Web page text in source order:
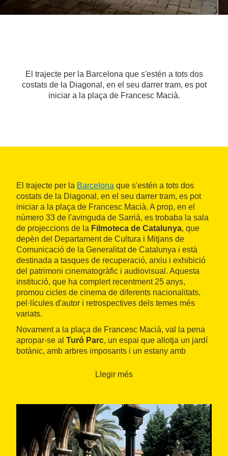
El trajecte per la Barcelona que s'estén a tots dos
costats de la Diagonal, en el seu darrer tram, es pot
iniciar a la plaça de Francesc Macià.
El trajecte per la Barcelona que s'estén a tots dos
costats de la Diagonal, en el seu darrer tram, es pot
iniciar a la plaça de Francesc Macià. A prop, en el
número 33 de l'avinguda de Sarrià, es trobaba la sala
de projeccions de la Filmoteca de Catalunya, que
depèn del Departament de Cultura i Mitjans de
Comunicació de la Generalitat de Catalunya i està
destinada a tasques de recuperació, arxiu i exhibició
del patrimoni cinematogràfic i audiovisual. Aquesta
institució, que ha complert recentment 25 anys,
promou cicles de cinema de diferents nacionalitats,
pel·lícules d'autor i retrospectives dels temes més
variats.
Novament a la plaça de Francesc Macià, val la pena
apropar-se al Turó Parc, un espai que allotja un jardí
botànic, amb arbres imposants i un estany amb
un gran solar en el qual s'alçava un parc d'atraccions,
ha servit com a decorat natural per a algunes
Aquest és el cas deSavage Grace , dirigida per Tom
Kalin el 2006 i amb un repartiment que comptava amb
la nord-americana Julianne Moore, nominada a
Llegir més